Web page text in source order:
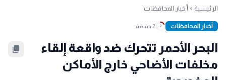
الرئيسية chevron_left أخبار المحافظات
أخبار المحافظات 2 2 دقيقة
البحر الأحمر تتحرك ضد واقعة إلقاء
مخلفات الأضاحي خارج الأماكن
content_copy